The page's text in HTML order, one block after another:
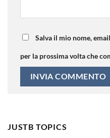
Salva il mio nome,
per la prossima volta che
JUSTB TOPICS